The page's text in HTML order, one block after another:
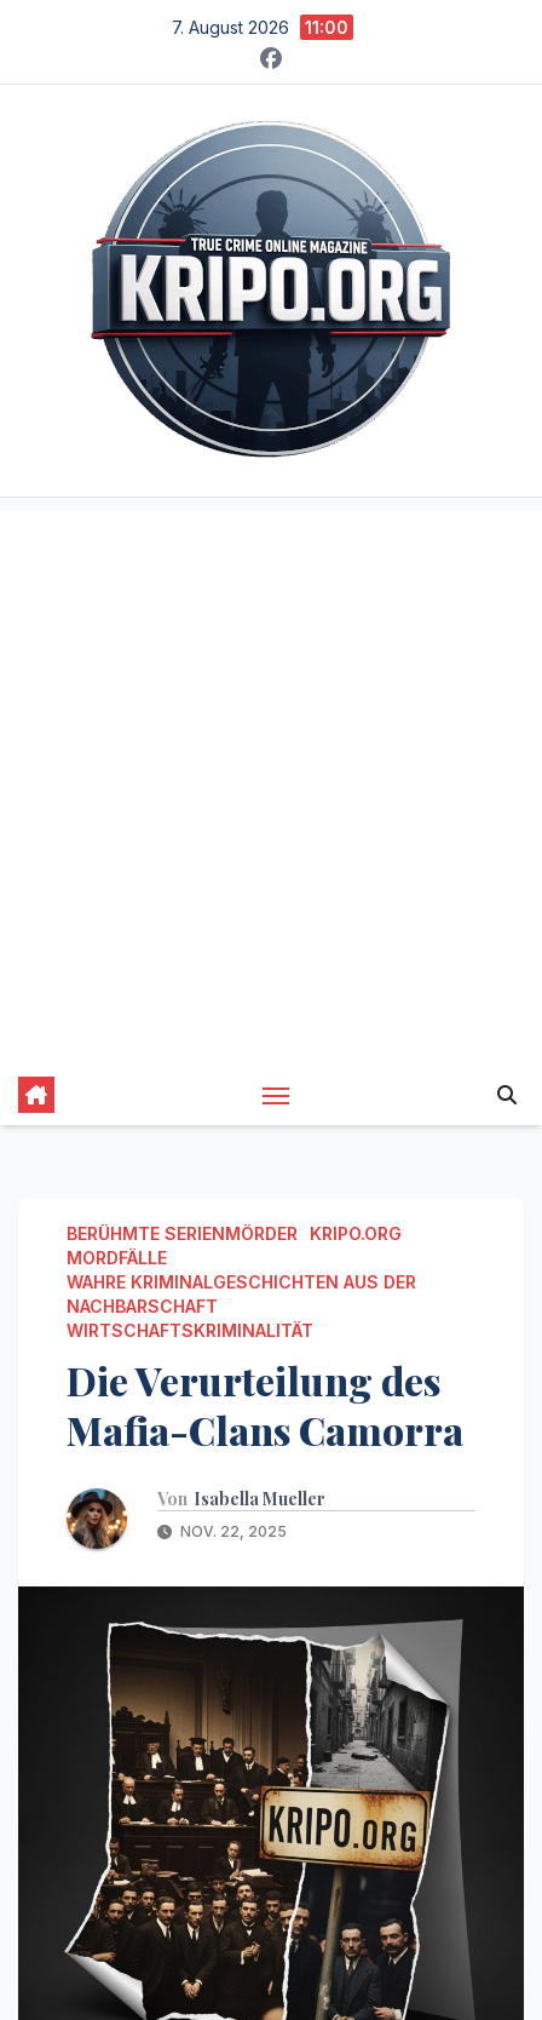
springen
7. August 2026 11:00
BERÜHMTE SERIENMÖRDER
KRIPO.ORG
MORDFÄLLE
WAHRE KRIMINALGESCHICHTEN AUS DER
NACHBARSCHAFT
WIRTSCHAFTSKRIMINALITÄT
Die Verurteilung des
Mafia-Clans Camorra
Von Isabella Mueller
NOV. 22, 2025